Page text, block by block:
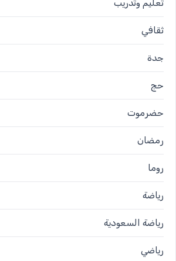
تعليم وتدريب
ثقافي
جدة
حج
حضرموت
رمضان
روما
رياضة
رياضة السعودية
رياضي